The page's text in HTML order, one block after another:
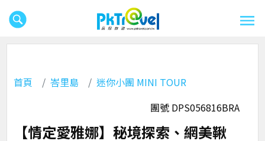
首頁 峇里島
迷你小團 MINI TOUR
團號 DPS056816BRA
【情定愛雅娜】秘境探索、網美鞦